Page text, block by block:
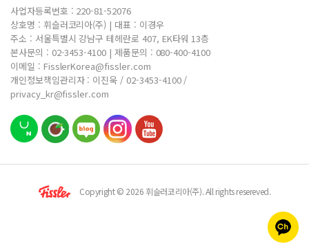
사업자등록번호 : 220-81-52076
상호명 : 휘슬러코리아(주) | 대표 : 이경우
주소 : 서울특별시 강남구 테헤란로 407, EK타워 13층
본사문의 : 02-3453-4100 | 제품문의 : 080-400-4100
이메일 : FisslerKorea@fissler.com
개인정보책임관리자 : 이진욱 / 02-3453-4100 /
privacy_kr@fissler.com
Copyright © 2026 휘슬러코리아(주). All rights resereved.